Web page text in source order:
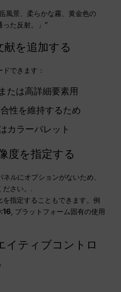
風景、柔らかな霧、黄金色の
った反射。」”
を追加する
できます：
たは高詳細要素用
性を維持するため
カラーパレット
度を指定する
ネルにオプションがないため、
ださい。.
指定することもできます。例
, プラットフォーム固有の使用
イティブコントロ